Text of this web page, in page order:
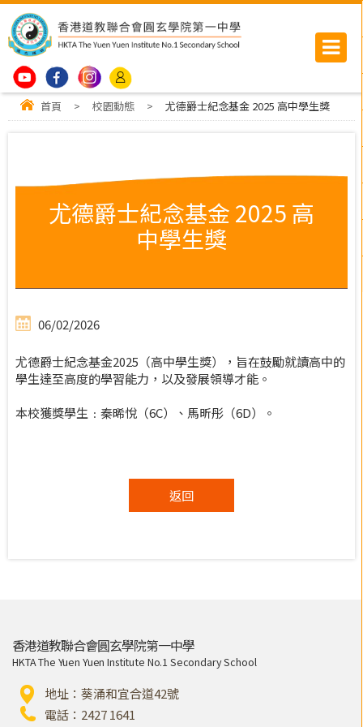
首頁 > 校園動態 > 尤德爵士紀念基金 2025 高中學生獎
尤德爵士紀念基金 2025 高
中學生獎
06/02/2026
尤德爵士紀念基金2025（高中學生獎），旨在鼓勵就讀高中的
學生達至高度的學習能力，以及發展領導才能。
本校獲獎學生﹕秦晞悅（6C）、馬昕彤（6D）。
返回
香港道教聯合會圓玄學院第一中學
HKTA The Yuen Yuen Institute No.1 Secondary School
地址：葵涌和宜合道42號
電話：2427 1641